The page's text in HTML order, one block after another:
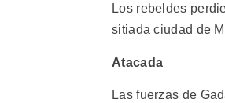
Los rebeldes
sitiada ciudad de
Atacada
Las fuerzas de